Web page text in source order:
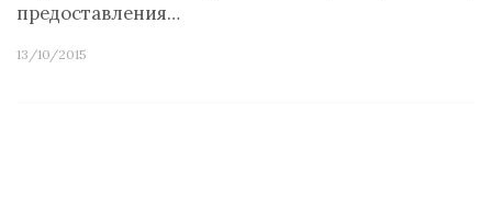
предоставления…
13/10/2015